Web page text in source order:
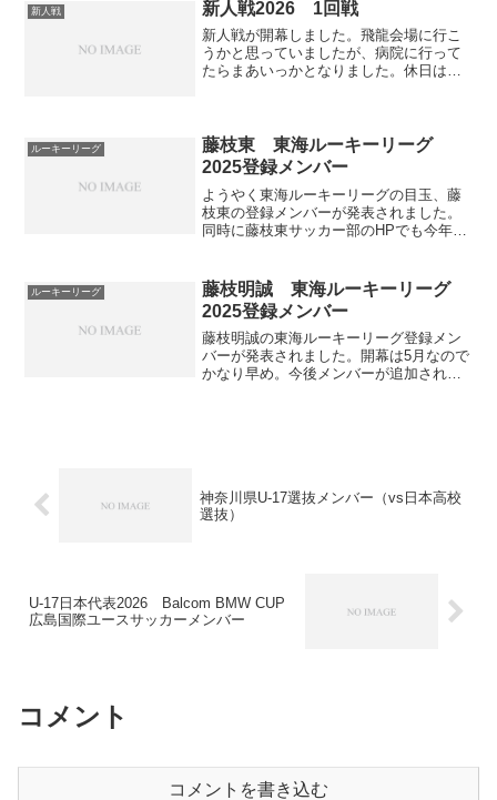
年...
新人戦 新人戦2026 1回戦
新人戦が開幕しました。飛龍会場に行こ
うかと思っていましたが、病院に行って
たらまあいっかとなりました。休日は大
報集めてます。得点者...
ルーキーリーグ
藤枝東 東海ルーキーリーグ
2025登録メンバー
ようやく東海ルーキーリーグの目玉、藤
枝東の登録メンバーが発表されました。
同時に藤枝東サッカー部のHPでも今年の
1GK177Honda FC2橋本 龍駕高1GK177フ
ェル...
ルーキーリーグ
藤枝明誠 東海ルーキーリーグ
2025登録メンバー
藤枝明誠の東海ルーキーリーグ登録メン
バーが発表されました。開幕は5月なので
かなり早め。今後メンバーが追加された
神奈川県U-17選抜メンバー（vs日本高校
選抜）
U-17日本代表2026 Balcom BMW CUP
広島国際ユースサッカーメンバー
コメント
コメントを書き込む